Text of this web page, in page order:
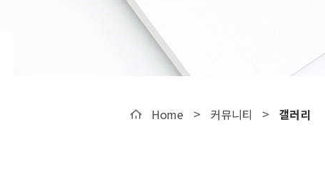
Home > 커뮤니티 > 갤러리